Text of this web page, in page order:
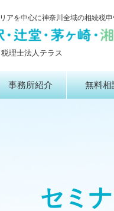
アを中心に神奈川全域の相続税
理士法人テラス
事務所紹介 無料相
セミ